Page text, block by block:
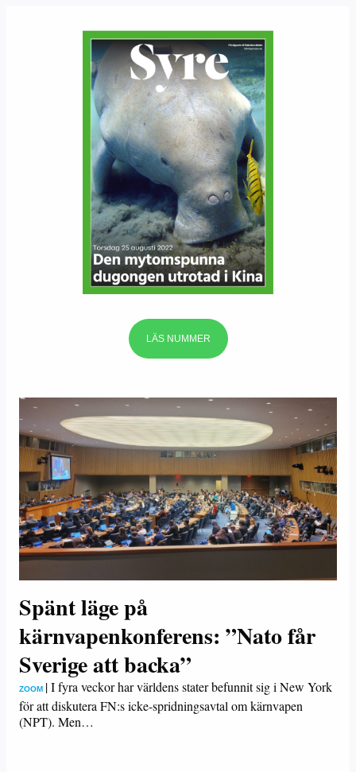
LÄS NUMMER
Spänt läge på
kärnvapenkonferens: ”Nato får
Sverige att backa”
ZOOM |I fyra veckor har världens stater befunnit sig i New York
för att diskutera FN:s icke-spridningsavtal om kärnvapen
(NPT). Men…